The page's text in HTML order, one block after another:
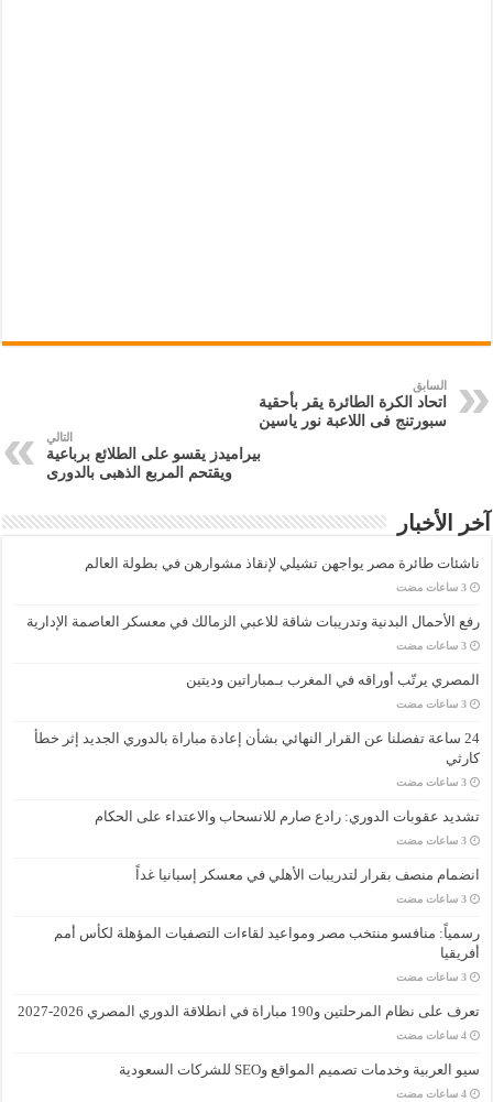
السابق
اتحاد الكرة الطائرة يقر بأحقية
سبورتنج فى اللاعبة نور ياسين
التالي
بيراميدز يقسو على الطلائع برباعية
ويقتحم المربع الذهبى بالدورى
آخر الأخبار
ناشئات طائرة مصر يواجهن تشيلي لإنقاذ مشوارهن في بطولة العالم
‏3 ساعات مضت
رفع الأحمال البدنية وتدريبات شاقة للاعبي الزمالك في معسكر العاصمة الإدارية
‏3 ساعات مضت
المصري يرتّب أوراقه في المغرب بـمباراتين وديتين
‏3 ساعات مضت
24 ساعة تفصلنا عن القرار النهائي بشأن إعادة مباراة بالدوري الجديد إثر خطأ
كارثي
‏3 ساعات مضت
تشديد عقوبات الدوري: رادع صارم للانسحاب والاعتداء على الحكام
‏3 ساعات مضت
انضمام منصف بقرار لتدريبات الأهلي في معسكر إسبانيا غداً
‏3 ساعات مضت
رسمياً: منافسو منتخب مصر ومواعيد لقاءات التصفيات المؤهلة لكأس أمم
أفريقيا
‏3 ساعات مضت
تعرف على نظام المرحلتين و190 مباراة في انطلاقة الدوري المصري 2026-2027
‏4 ساعات مضت
سيو العربية وخدمات تصميم المواقع وSEO للشركات السعودية
‏4 ساعات مضت